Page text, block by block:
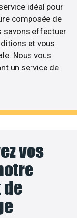
idéal pour
composée de
savons effectuer
et vous
Nous vous
un service de
vos
de